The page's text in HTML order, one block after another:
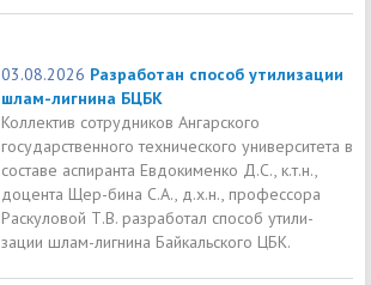
03.08.2026 Разработан способ утилизации
шлам-лигнина БЦБК
Коллектив сотрудников Ангарского
государственного технического университета в
составе аспиранта Евдокименко Д.С., к.т.н.,
доцента Щер-бина С.А., д.х.н., профессора
Раскуловой Т.В. разработал способ утили-
зации шлам-лигнина Байкальского ЦБК.